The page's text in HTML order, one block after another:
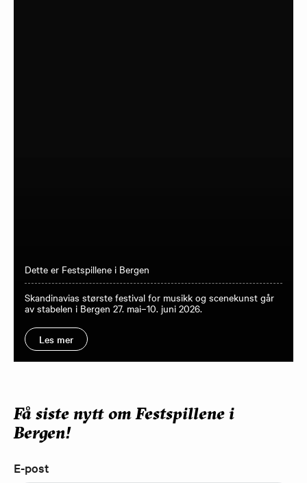
Dette er Festspillene i Bergen
Skandinavias største festival for musikk og scenekunst går
av stabelen i Bergen 27. mai–10. juni 2026.
Les mer
Få siste nytt om Festspillene i
Bergen!
E-post